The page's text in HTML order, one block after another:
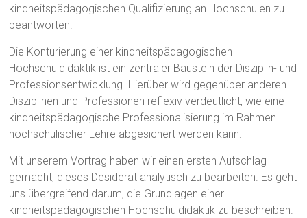
kindheitspädagogischen Qualifizierung an Hochschulen zu
beantworten.
Die Konturierung einer kindheitspädagogischen
Hochschuldidaktik ist ein zentraler Baustein der Disziplin- und
Professionsentwicklung. Hierüber wird gegenüber anderen
Disziplinen und Professionen reflexiv verdeutlicht, wie eine
kindheitspädagogische Professionalisierung im Rahmen
hochschulischer Lehre abgesichert werden kann.
Mit unserem Vortrag haben wir einen ersten Aufschlag
gemacht, dieses Desiderat analytisch zu bearbeiten. Es geht
uns übergreifend darum, die Grundlagen einer
kindheitspädagogischen Hochschuldidaktik zu beschreiben.